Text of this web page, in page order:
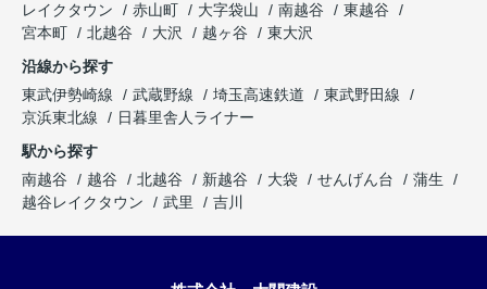
レイクタウン
赤山町 大字袋山 南越谷
東越谷
宮本町
北越谷 大沢 越ヶ谷
東大沢
沿線から探す
東武伊勢崎線
武蔵野線 埼玉高速鉄道
東武野田線
京浜東北線
日暮里舎人ライナー
駅から探す
南越谷
越谷 北越谷 新越谷 大袋 せんげん台
蒲生
越谷レイクタウン
武里 吉川